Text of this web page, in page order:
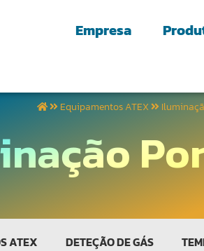
Empresa
Equipamentos ATEX
ATEX DETEÇÃO DE GÁS